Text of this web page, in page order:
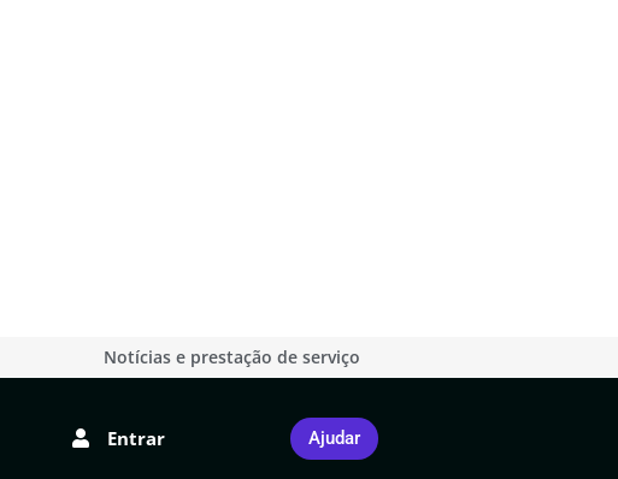
Notícias e prestação de serviço
Entrar Ajudar